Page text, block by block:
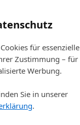
für essenzielle
Zustimmung – für
Werbung.
Sie in unserer
.